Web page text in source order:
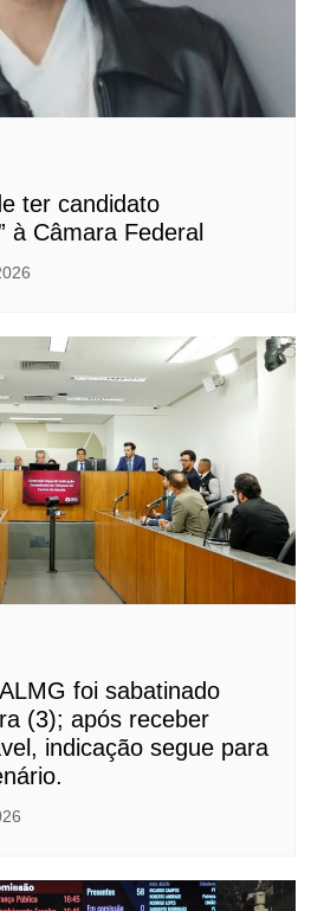
ter candidato
à Câmara Federal
foi sabatinado
(3); após receber
indicação segue para